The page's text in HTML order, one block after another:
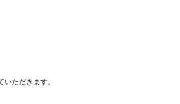
ただきます。